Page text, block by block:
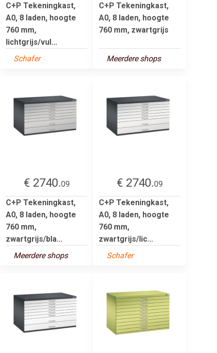
C+P Tekeningkast,
A0, 8 laden, hoogte
760 mm,
lichtgrijs/vul...
Schafer
C+P Tekeningkast,
A0, 8 laden, hoogte
760 mm, zwartgrijs
Meerdere shops
€ 2740.09
C+P Tekeningkast,
A0, 8 laden, hoogte
760 mm,
zwartgrijs/bla...
Meerdere shops
€ 2740.09
C+P Tekeningkast,
A0, 8 laden, hoogte
760 mm,
zwartgrijs/lic...
Schafer